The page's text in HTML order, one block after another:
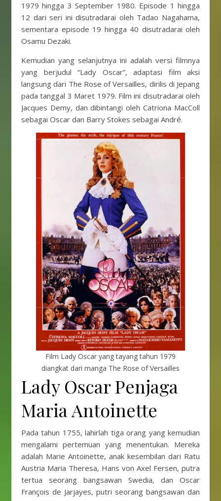
1979 hingga 3 September 1980. Episode 1 hingga
12 dari seri ini disutradarai oleh Tadao Nagahama,
sementara episode 19 hingga 40 disutradarai oleh
Osamu Dezaki.
Kemudian yang selanjutnya ini adalah versi filmnya
yang berjudul “Lady Oscar”, adaptasi film aksi
langsung dari The Rose of Versailles, dirilis di Jepang
pada tanggal 3 Maret 1979. Film ini disutradarai oleh
Jacques Demy, dan dibintangi oleh Catriona MacColl
sebagai Oscar dan Barry Stokes sebagai André.
Film Lady Oscar yang tayang tahun 1979
diangkat dari manga The Rose of Versailles
Lady Oscar Penjaga
Maria Antoinette
Pada tahun 1755, lahirlah tiga orang yang kemudian
mengalami pertemuan yang menentukan. Mereka
adalah Marie Antoinette, anak kesembilan dari Ratu
Austria Maria Theresa, Hans von Axel Fersen, putra
tertua seorang bangsawan Swedia, dan Oscar
François de Jarjayes, putri seorang bangsawan dan